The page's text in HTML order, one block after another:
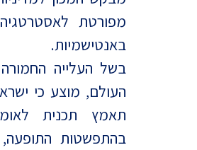
מדד
דת
מפורטת
באנטישמיות.
בשל העלייה החמורה
העולם, מוצע כי
תאמץ תכנית
בהתפשטות התופעה,